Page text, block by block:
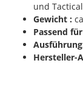
und
Gewicht :
Passend für
Hersteller-